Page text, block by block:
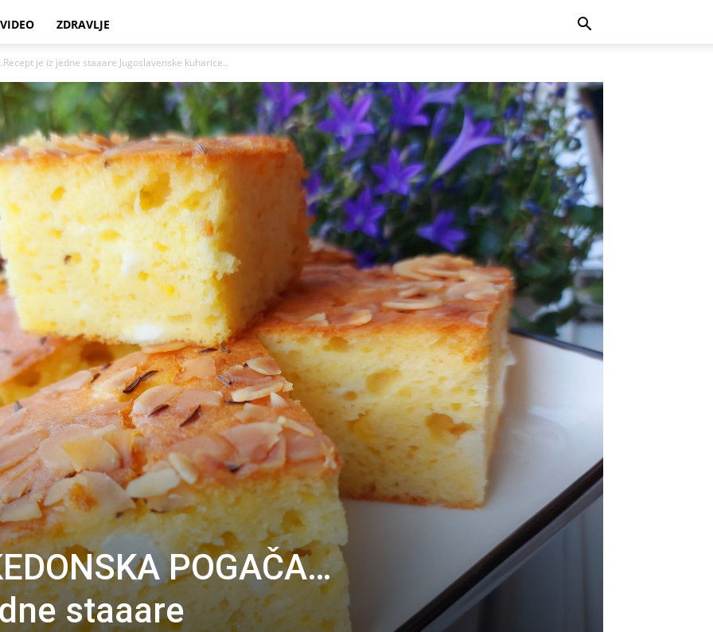
VIDEO ZDRAVLJE
je iz jedne staaare Jugoslavenske kuharice..
POGAČA…
staaare